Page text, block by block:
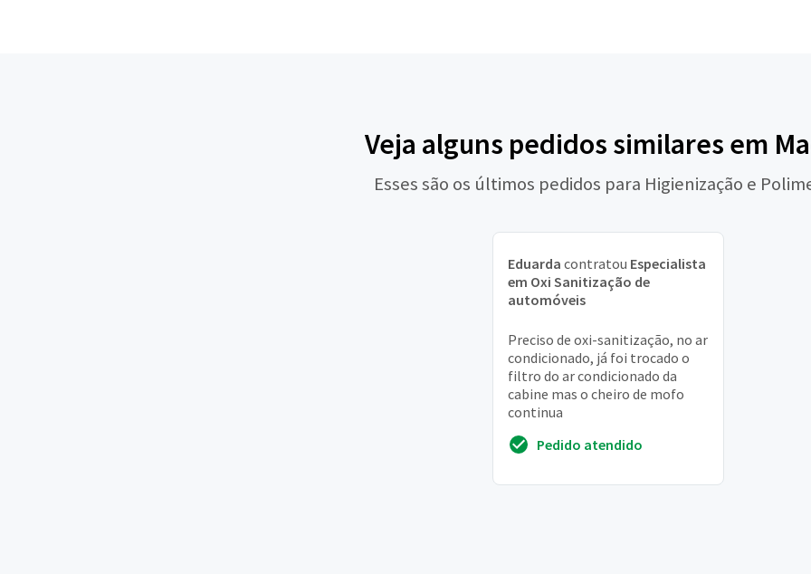
Veja alguns pedidos similares em
Esses são os últimos pedidos para Higienização e
Eduarda contratou Especialista
em Oxi Sanitização de
automóveis
Preciso de oxi-sanitização, no ar
condicionado, já foi trocado o
filtro do ar condicionado da
cabine mas o cheiro de mofo
continua
Pedido atendido